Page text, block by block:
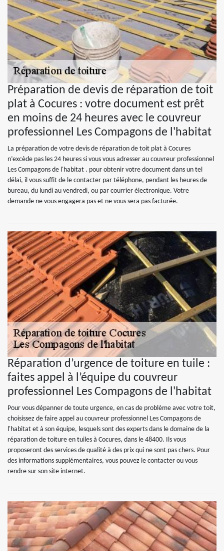
Préparation de devis de réparation de toit
plat à Cocures : votre document est prêt
en moins de 24 heures avec le couvreur
professionnel Les Compagons de l'habitat
La préparation de votre devis de réparation de toit plat à Cocures
n’excède pas les 24 heures si vous vous adresser au couvreur professionnel
Les Compagons de l'habitat . pour obtenir votre document dans un tel
délai, il vous suffit de le contacter par téléphone, pendant les heures de
bureau, du lundi au vendredi, ou par courrier électronique. Votre
demande ne vous engagera pas et ne vous sera pas facturée.
Réparation d’urgence de toiture en tuile :
faites appel à l’équipe du couvreur
professionnel Les Compagons de l'habitat
Pour vous dépanner de toute urgence, en cas de problème avec votre toit,
choisissez de faire appel au couvreur professionnel Les Compagons de
l'habitat et à son équipe, lesquels sont des experts dans le domaine de la
réparation de toiture en tuiles à Cocures, dans le 48400. Ils vous
proposeront des services de qualité à des prix qui ne sont pas chers. Pour
des informations supplémentaires, vous pouvez le contacter ou vous
rendre sur son site internet.